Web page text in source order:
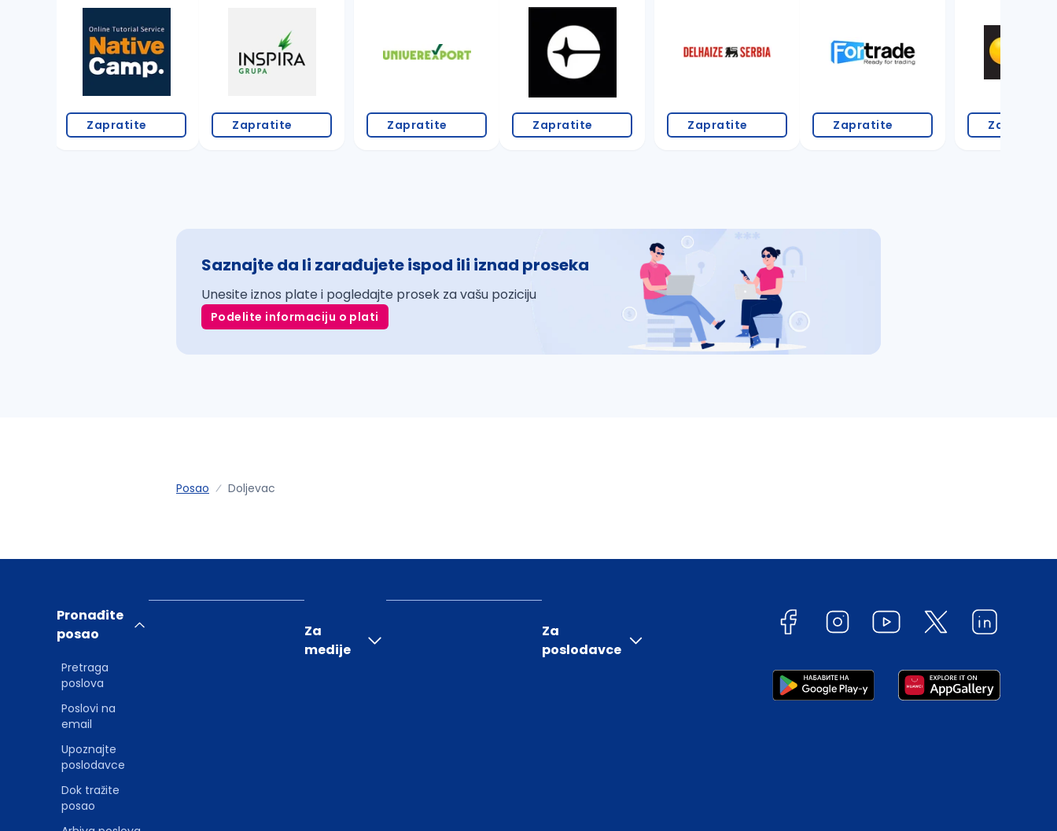
Zapratite Zapratite Zapratite Zapratite Zapratite Zapratite Zapratite
Saznajte da li zarađujete ispod ili iznad proseka
Unesite iznos plate i pogledajte prosek za vašu poziciju
Podelite informaciju o plati
Posao Doljevac
Pronađite
posao
Pretraga
poslova
Poslovi na
email
Upoznajte
poslodavce
Dok tražite
posao
Za
medije
Za
poslodavce